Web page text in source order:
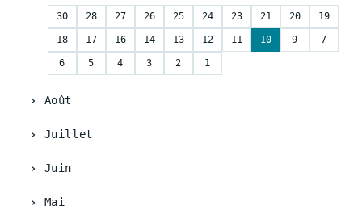
30 28 27 26 25 24 23 21 20 19
18 17 16 14 13 12 11 10 9 7
6 5 4 3 2 1
Août
Juillet
Juin
Mai